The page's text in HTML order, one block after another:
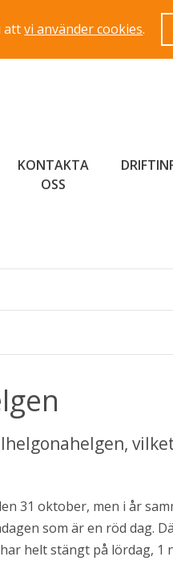
attvi använder cookies.
KONTAKTA
OSS
31 oktober, men i år
som är en röd dag.
helt stängt på lördag, 1